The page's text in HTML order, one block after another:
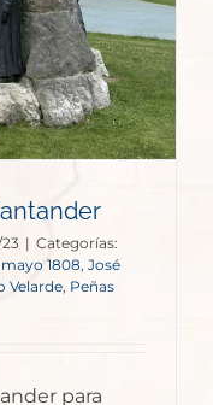
| Categorías:
1808 José
Velarde Peñas
para